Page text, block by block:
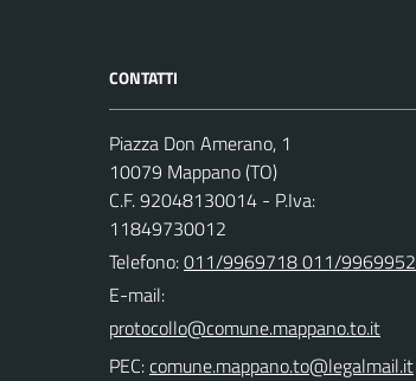
CONTATTI
Piazza Don Amerano, 1
10079 Mappano (TO)
C.F. 92048130014 - P.Iva:
11849730012
Telefono:011/9969718 011/9969952
E-mail:
PEC: